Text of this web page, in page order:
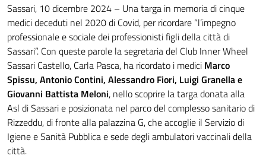
Sassari, 10 dicembre 2024 – Una targa in memoria di cinque
medici deceduti nel 2020 di Covid, per ricordare “l’impegno
professionale e sociale dei professionisti figli della città di
Sassari”. Con queste parole la segretaria del Club Inner Wheel
Sassari Castello, Carla Pasca, ha ricordato i medici Marco
Spissu, Antonio Contini, Alessandro Fiori, Luigi Granella e
Giovanni Battista Meloni, nello scoprire la targa donata alla
Asl di Sassari e posizionata nel parco del complesso sanitario di
Rizzeddu, di fronte alla palazzina G, che accoglie il Servizio di
Igiene e Sanità Pubblica e sede degli ambulatori vaccinali della
città.